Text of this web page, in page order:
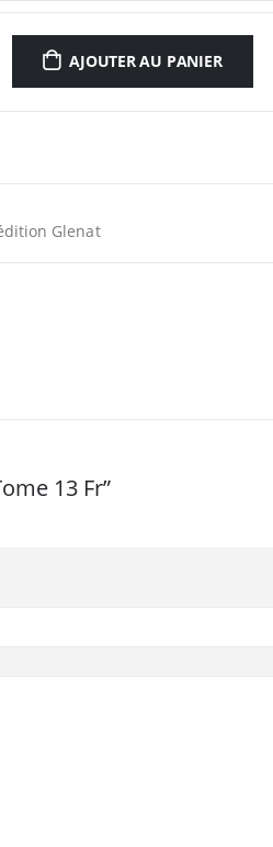
AJOUTER AU PANIER
Glenat
13 Fr”